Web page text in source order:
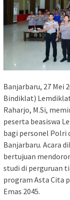
Banjarbaru, 27 Mei
Bindiklat)
Raharjo, M.Si,
peserta beasiswa
bagi personel Polri
Banjarbaru. Acara
bertujuan
studi di perguruan
program Asta Cita
Emas 2045.